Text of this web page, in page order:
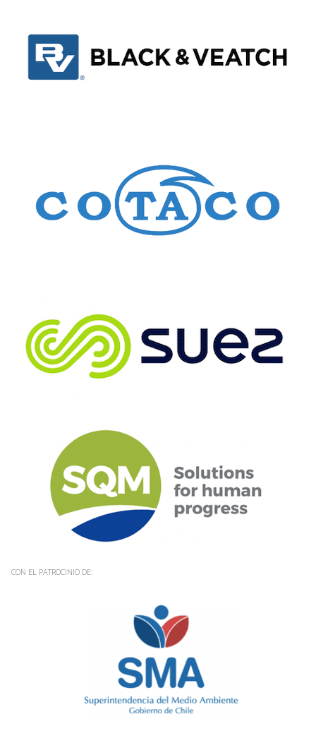
CON EL PATROCINIO DE: